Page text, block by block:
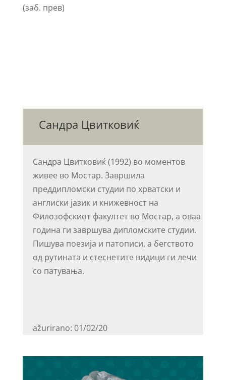
(заб. прев)
Сандра Цвитковиќ
Сандра Цвитковиќ (1992) во моментов
живее во Мостар. Завршила
преддипломски студии по хрватски и
англиски јазик и книжевност на
Филозофскиот факултет во Мостар, а оваа
година ги завршува дипломските студии.
Пишува поезија и патописи, а бегството
од рутината и стеснетите видици ги лечи
со патувања.
ažurirano: 01/02/20